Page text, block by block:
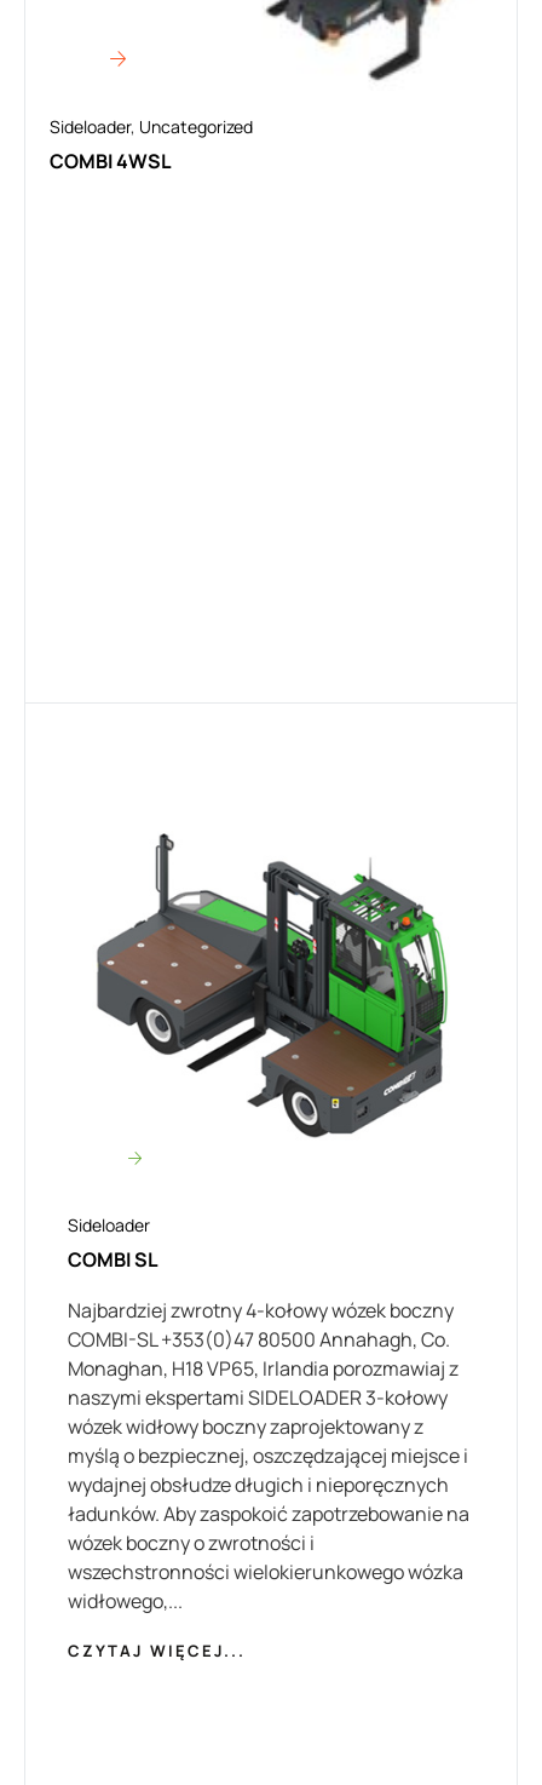
Sideloader, Uncategorized
COMBI 4WSL
Sideloader
COMBI SL
Najbardziej zwrotny 4-kołowy wózek boczny
COMBI-SL +353(0)47 80500 Annahagh, Co.
Monaghan, H18 VP65, Irlandia porozmawiaj z
naszymi ekspertami SIDELOADER 3-kołowy
wózek widłowy boczny zaprojektowany z
myślą o bezpiecznej, oszczędzającej miejsce i
wydajnej obsłudze długich i nieporęcznych
ładunków. Aby zaspokoić zapotrzebowanie na
wózek boczny o zwrotności i
wszechstronności wielokierunkowego wózka
widłowego,...
CZYTAJ WIĘCEJ...